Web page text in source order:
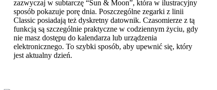
zazwyczaj w subtarczę “Sun & Moon”, która w ilustracyjny
sposób pokazuje porę dnia. Poszczególne zegarki z linii
Classic posiadają też dyskretny datownik. Czasomierze z tą
funkcją są szczególnie praktyczne w codziennym życiu, gdy
nie masz dostępu do kalendarza lub urządzenia
elektronicznego. To szybki sposób, aby upewnić się, który
jest aktualny dzień.